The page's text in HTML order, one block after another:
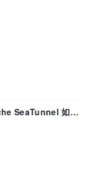
SeaTunnel 如何